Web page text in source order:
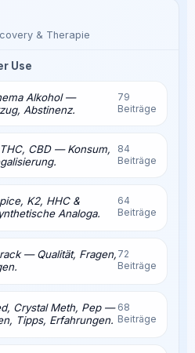
& Therapie
Use
Alkohol —
Abstinenz.
79
Beiträge
CBD — Konsum,
84
Beiträge
K2, HHC &
Analoga.
64
Beiträge
— Qualität, Fragen,72
Beiträge
Crystal Meth, Pep —
Tipps, Erfahrungen.
68
Beiträge